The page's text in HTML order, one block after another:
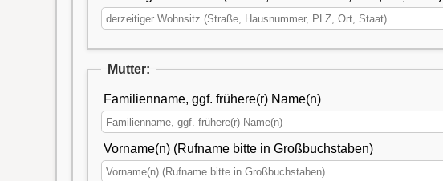
Mutter:
Familienname, ggf. frühere(r) Name(n)
Vorname(n) (Rufname bitte in Großbuchstaben)